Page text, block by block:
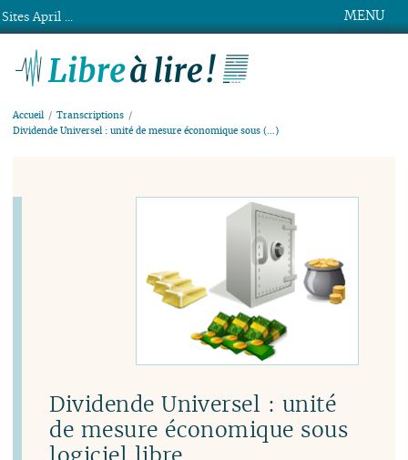
MENU
Accueil
Transcriptions
Dividende Universel : unité de mesure économique sous (…)
Dividende Universel : unité
de mesure économique sous
Sites April ...